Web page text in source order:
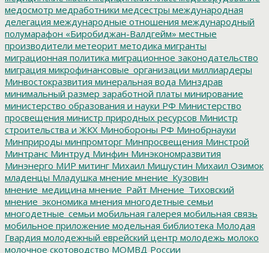
медосмотр медработники медсестры международная
делегация международные отношения международный
полумарафон «Биробиджан-Валдгейм» местные
производители метеорит методика мигранты
миграционная политика миграционное законодательство
миграция микрофинансовые_организации миллиардеры
Минвостокразвития минеральная вода Минздрав
минимальный размер заработной платы минирование
министерство образования и науки РФ Министерство
просвещения министр природных ресурсов Министр
строительства и ЖКХ Минобороны РФ Минобрнауки
Минприроды минпромторг Минпросвещения Минстрой
Минтранс Минтруд Минфин Минэкономразвития
Минэнерго МИР митинг Михаил Мишустин Михаил Озимок
младенцы Младушка мнение мнение_Кузовин
мнение_медицина мнение_Райт Мнение_Тиховский
мнение_экономика мнения многодетные семьи
многодетные_семьи мобильная галерея мобильная связь
мобильное приложение модельная библиотека Молодая
Гвардия молодежный еврейский центр молодежь молоко
молочное скотоводство МОМВД России